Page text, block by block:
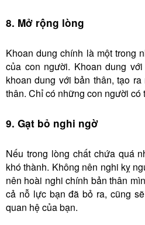
8. Mở rộng lòng
Khoan dung chính là một trong
của con người. Khoan dung
khoan dung với bản thân, tạo
thân. Chỉ có những con người có
9. Gạt bỏ nghi ngờ
Nếu trong lòng chất chứa quá
khó thành. Không nên nghi kỵ
nên hoài nghi chính bản thân
cả nỗ lực bạn đã bỏ ra, cũng
quan hệ của bạn.